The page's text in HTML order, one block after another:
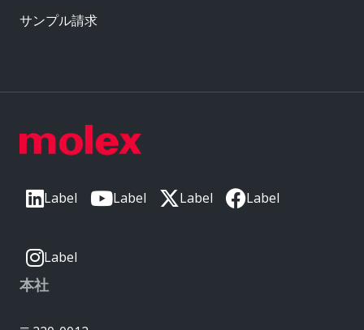
Label Label Label Label
Label
本社
サンプル請求